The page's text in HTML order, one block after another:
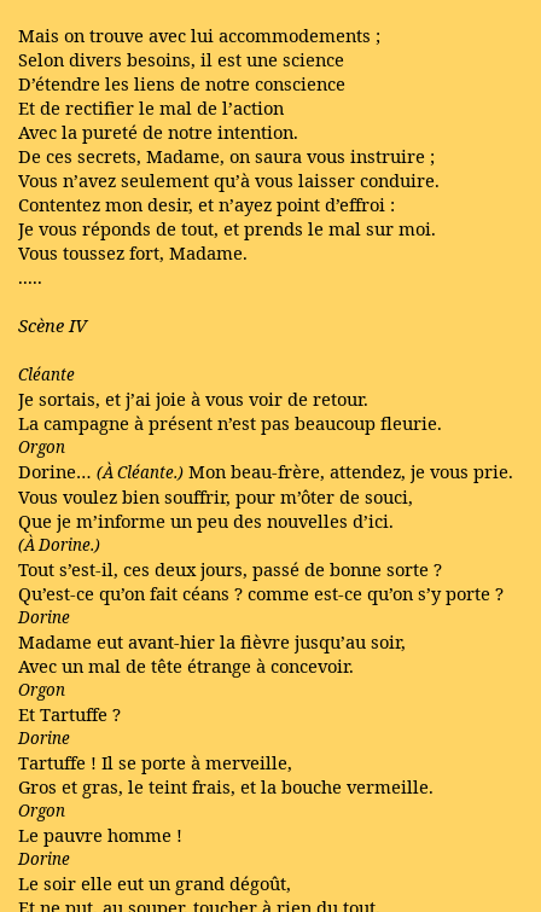
Mais on trouve avec lui accommodements ;
Selon divers besoins, il est une science
D’étendre les liens de notre conscience
Et de rectifier le mal de l’action
Avec la pureté de notre intention.
De ces secrets, Madame, on saura vous instruire ;
Vous n’avez seulement qu’à vous laisser conduire.
Contentez mon desir, et n’ayez point d’effroi :
Je vous réponds de tout, et prends le mal sur moi.
Vous toussez fort, Madame.
.....
Scène IV
Cléante
Je sortais, et j’ai joie à vous voir de retour.
La campagne à présent n’est pas beaucoup fleurie.
Orgon
Dorine… (À Cléante.) Mon beau-frère, attendez, je vous prie.
Vous voulez bien souffrir, pour m’ôter de souci,
Que je m’informe un peu des nouvelles d’ici.
(À Dorine.)
Tout s’est-il, ces deux jours, passé de bonne sorte ?
Qu’est-ce qu’on fait céans ? comme est-ce qu’on s’y porte ?
Dorine
Madame eut avant-hier la fièvre jusqu’au soir,
Avec un mal de tête étrange à concevoir.
Orgon
Et Tartuffe ?
Dorine
Tartuffe ! Il se porte à merveille,
Gros et gras, le teint frais, et la bouche vermeille.
Orgon
Le pauvre homme !
Dorine
Le soir elle eut un grand dégoût,
Et ne put, au souper, toucher à rien du tout,